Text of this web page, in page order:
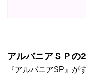
アルバニアＳＰの
『アルバニアSP』